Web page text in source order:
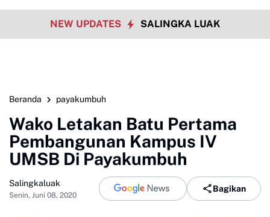
NEW UPDATES SALINGKA LUAK
Beranda payakumbuh
Wako Letakan Batu Pertama
Pembangunan Kampus IV
UMSB Di Payakumbuh
Salingkaluak
Senin, Juni 08, 2020
Bagikan